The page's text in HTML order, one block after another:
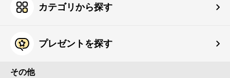
カテゴリから探す
プレゼントを探す
その他